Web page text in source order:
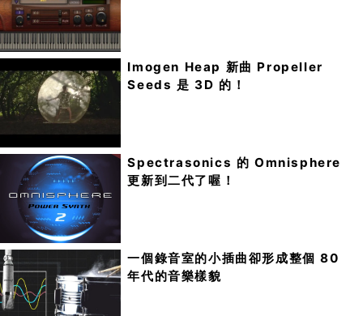
Imogen Heap 新曲 Propeller
Seeds 是 3D 的！
Spectrasonics 的 Omnisphere
更新到二代了喔！
一個錄音室的小插曲卻形成整個 80
年代的音樂樣貌